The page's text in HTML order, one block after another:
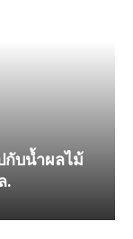
กับน้ำผลไม้
.